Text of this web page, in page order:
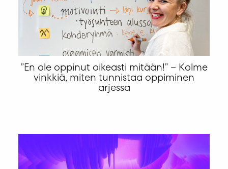
”En ole oppinut oikeasti mitään!” – Kolme
vinkkiä, miten tunnistaa oppiminen
arjessa